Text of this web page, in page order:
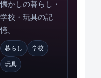
懐かしの暮らし・
学校・玩具の記
憶。
暮らし 学校
玩具